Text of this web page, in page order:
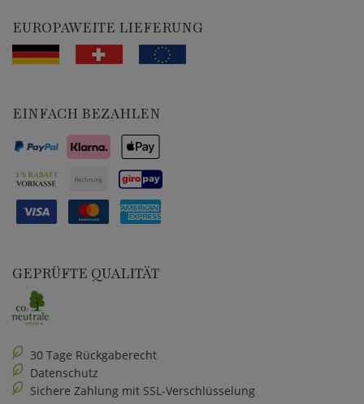
EUROPAWEITE LIEFERUNG
EINFACH BEZAHLEN
GEPRÜFTE QUALITÄT
30 Tage Rückgaberecht
Datenschutz
Sichere Zahlung mit SSL-Verschlüsselung